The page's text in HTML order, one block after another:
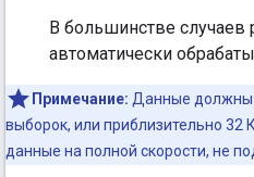
В большинстве случаев
автоматически
Примечание: Данные должны
выборок, или приблизительно
данные на полной скорости, не